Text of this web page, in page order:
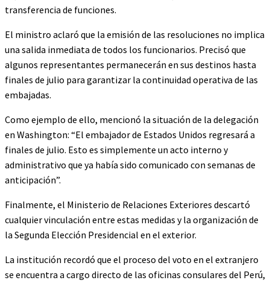
transferencia de funciones.
El ministro aclaró que la emisión de las resoluciones no implica
una salida inmediata de todos los funcionarios. Precisó que
algunos representantes permanecerán en sus destinos hasta
finales de julio para garantizar la continuidad operativa de las
embajadas.
Como ejemplo de ello, mencionó la situación de la delegación
en Washington: “El embajador de Estados Unidos regresará a
finales de julio. Esto es simplemente un acto interno y
administrativo que ya había sido comunicado con semanas de
anticipación”.
Finalmente, el Ministerio de Relaciones Exteriores descartó
cualquier vinculación entre estas medidas y la organización de
la Segunda Elección Presidencial en el exterior.
La institución recordó que el proceso del voto en el extranjero
se encuentra a cargo directo de las oficinas consulares del Perú,